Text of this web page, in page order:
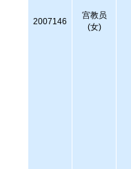
2007146
宫教员
(女)